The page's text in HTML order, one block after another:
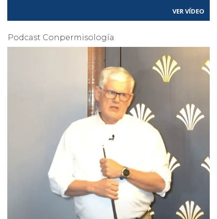
VER VÍDEO
Podcast Conpermisología